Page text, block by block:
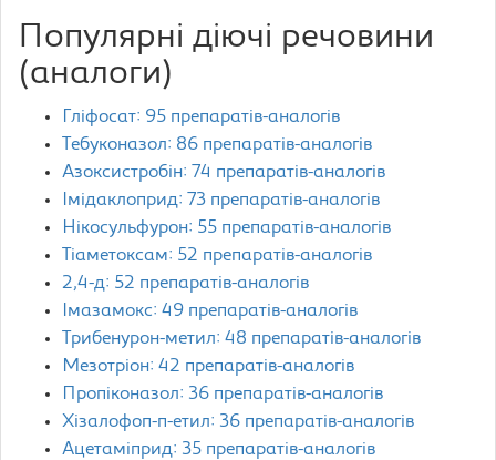
Популярні діючі речовини
(аналоги)
Гліфосат: 95 препаратів-аналогів
Тебуконазол: 86 препаратів-аналогів
Азоксистробін: 74 препаратів-аналогів
Імідаклоприд: 73 препаратів-аналогів
Нікосульфурон: 55 препаратів-аналогів
Тіаметоксам: 52 препаратів-аналогів
2,4-д: 52 препаратів-аналогів
Імазамокс: 49 препаратів-аналогів
Трибенурон-метил: 48 препаратів-аналогів
Мезотріон: 42 препаратів-аналогів
Пропіконазол: 36 препаратів-аналогів
Хізалофоп-п-етил: 36 препаратів-аналогів
Ацетаміприд: 35 препаратів-аналогів